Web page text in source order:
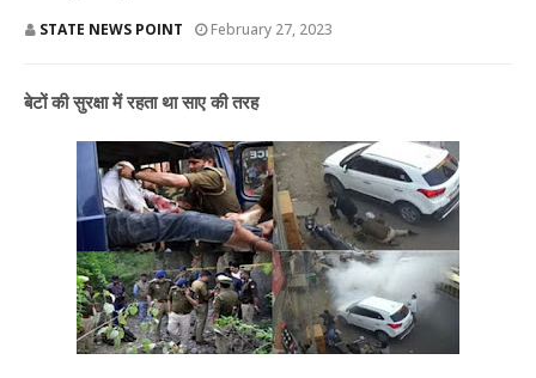
STATE NEWS POINT February 27, 2023
बेटों की सुरक्षा में रहता था साए की तरह